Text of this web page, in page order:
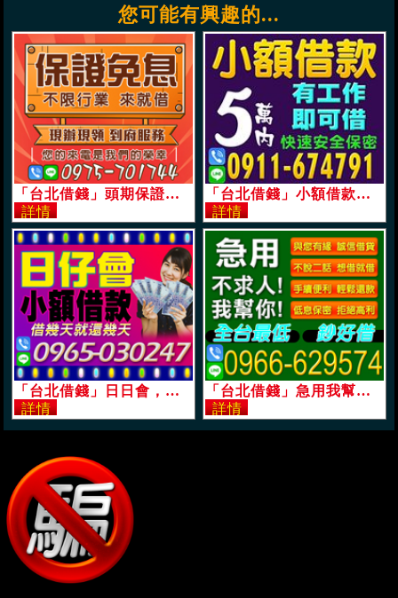
您可能有興趣的...
「台北借錢」頭期保證免息，不限行業來就借，10萬內，現辦現領到府服務您的來電是我們的榮幸「即樂貸」 「台北借錢」小額借款，條件好談，快速安全保密，5萬內，有工作即可借「即樂貸」
「台北借錢」日日會，小額借款，借幾天就還幾天的利息，多一打一通電話多一次應急機會「即樂貸」 「台北借錢」急用我幫你，不求人，不說二話，想借就借，挑戰全台最低息，拒絕高利保密「即樂貸」